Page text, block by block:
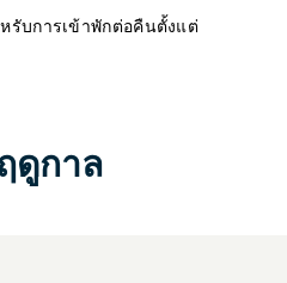
รับการเข้าพักต่อคืนตั้งแต่
ดูกาล